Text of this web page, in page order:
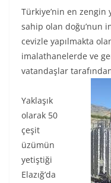
Türkiye’nin en
sahip olan doğu’nun
cevizle yapılmakta
imalathanelerde ve
vatandaşlar
Yaklaşık
olarak 50
çeşit
üzümün
yetiştiği
Elazığ’da